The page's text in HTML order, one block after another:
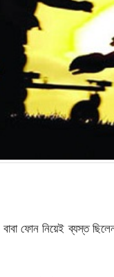
বাবা ফোন নিয়েই ব্যস্ত